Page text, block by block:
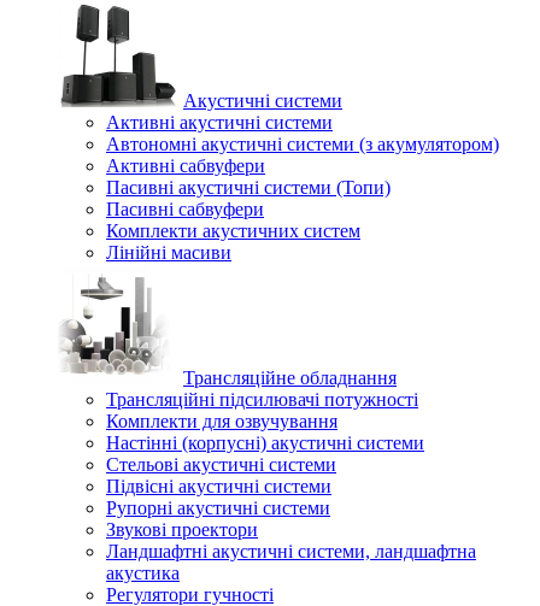
Акустичні системи
Активні акустичні системи
Автономні акустичні системи (з акумулятором)
Активні сабвуфери
Пасивні акустичні системи (Топи)
Пасивні сабвуфери
Комплекти акустичних систем
Лінійні масиви
Трансляційне обладнання
Трансляційні підсилювачі потужності
Комплекти для озвучування
Настінні (корпусні) акустичні системи
Стельові акустичні системи
Підвісні акустичні системи
Рупорні акустичні системи
Звукові проектори
Ландшафтні акустичні системи, ландшафтна
акустика
Регулятори гучності